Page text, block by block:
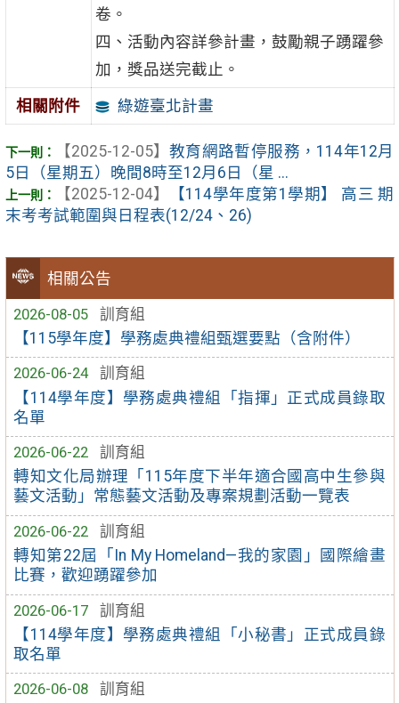
相關公告
2026-08-05
訓育組
【115學年度】學務處典禮組甄選要點（含附件）
2026-06-24
訓育組
【114學年度】學務處典禮組「指揮」正式成員錄取
名單
2026-06-22
訓育組
轉知文化局辦理「115年度下半年適合國高中生參與
藝文活動」常態藝文活動及專案規劃活動一覽表
2026-06-22
訓育組
轉知第22屆「In My Homeland—我的家園」國際繪畫
比賽，歡迎踴躍參加
2026-06-17
訓育組
【114學年度】學務處典禮組「小秘書」正式成員錄
取名單
2026-06-08
訓育組
卷。
四、活動內容詳參計畫，鼓勵親子踴躍參
加，獎品送完截止。
相關附件 綠遊臺北計畫
【2025-12-05】 教育網路暫停服務，114年12月
5日（星期五）晚間8時至12月6日（星 ...
【2025-12-04】
【114學年度第1學期】 高三 期
末考考試範圍與日程表(12/24、26)